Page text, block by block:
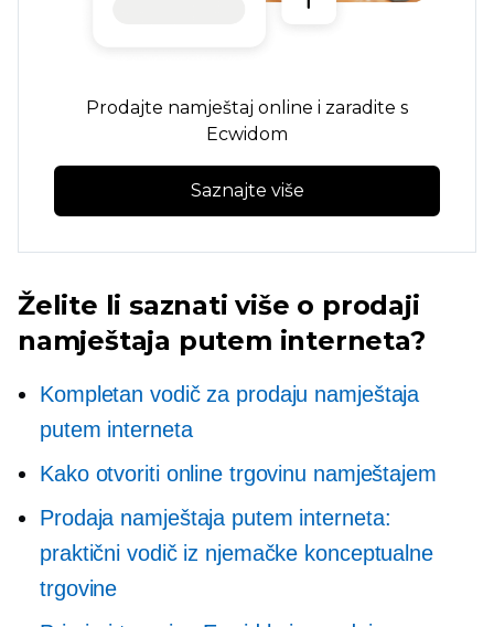
Prodajte namještaj online i zaradite s
Ecwidom
Saznajte više
Želite li saznati više o prodaji
namještaja putem interneta?
Kompletan vodič za prodaju namještaja
putem interneta
Kako otvoriti online trgovinu namještajem
Prodaja namještaja putem interneta:
praktični vodič iz njemačke konceptualne
trgovine